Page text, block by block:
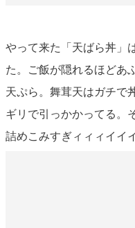
やって来た「天ばら丼」
た。ご飯が隠れるほどあ
天ぷら。舞茸天はガチで
ギリで引っかかってる。
詰めこみすぎィィィイイ